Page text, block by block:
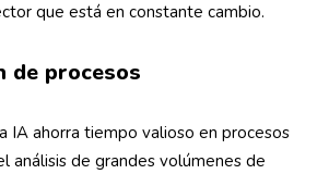
que está en constante cambio.
de procesos
IA ahorra tiempo valioso en procesos
análisis de grandes volúmenes de